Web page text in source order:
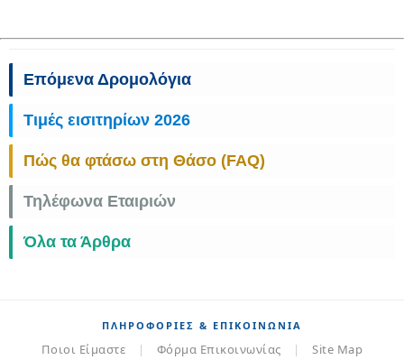
Επόμενα Δρομολόγια
Τιμές εισιτηρίων 2026
Πώς θα φτάσω στη Θάσο (FAQ)
Τηλέφωνα Εταιριών
Όλα τα Άρθρα
ΠΛΗΡΟΦΟΡΊΕΣ & ΕΠΙΚΟΙΝΩΝΊΑ
Ποιοι Είμαστε | Φόρμα Επικοινωνίας | Site Map